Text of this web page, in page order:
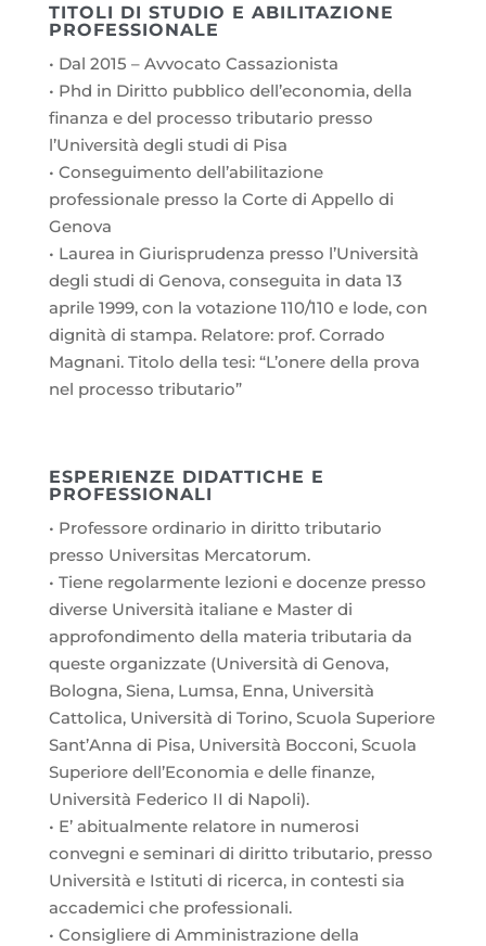
TITOLI DI STUDIO E ABILITAZIONE
PROFESSIONALE
• Dal 2015 – Avvocato Cassazionista
• Phd in Diritto pubblico dell’economia, della
finanza e del processo tributario presso
l’Università degli studi di Pisa
• Conseguimento dell’abilitazione
professionale presso la Corte di Appello di
Genova
• Laurea in Giurisprudenza presso l’Università
degli studi di Genova, conseguita in data 13
aprile 1999, con la votazione 110/110 e lode, con
dignità di stampa. Relatore: prof. Corrado
Magnani. Titolo della tesi: “L’onere della prova
nel processo tributario”
ESPERIENZE DIDATTICHE E
PROFESSIONALI
• Professore ordinario in diritto tributario
presso Universitas Mercatorum.
• Tiene regolarmente lezioni e docenze presso
diverse Università italiane e Master di
approfondimento della materia tributaria da
queste organizzate (Università di Genova,
Bologna, Siena, Lumsa, Enna, Università
Cattolica, Università di Torino, Scuola Superiore
Sant’Anna di Pisa, Università Bocconi, Scuola
Superiore dell’Economia e delle finanze,
Università Federico II di Napoli).
• E’ abitualmente relatore in numerosi
convegni e seminari di diritto tributario, presso
Università e Istituti di ricerca, in contesti sia
accademici che professionali.
• Consigliere di Amministrazione della